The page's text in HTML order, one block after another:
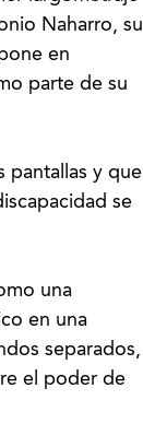
Naharro, su
en
parte de su
pantallas y que
se
una
en una
separados,
el poder de